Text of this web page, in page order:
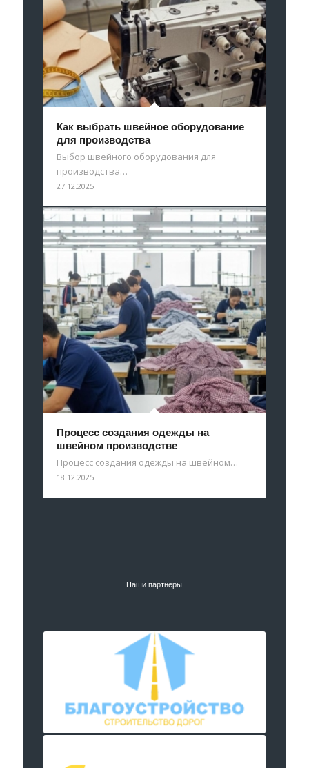
Как выбрать швейное оборудование
для производства
Выбор швейного оборудования для
производства…
27.12.2025
Процесс создания одежды на
швейном производстве
Процесс создания одежды на швейном…
18.12.2025
Наши партнеры